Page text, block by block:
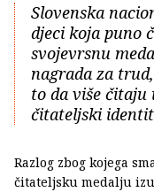
Slovenska
djeci koja puno
svojevrsnu
nagrada za
to da više čitaju
čitateljski
Razlog zbog kojega
čitateljsku medalju